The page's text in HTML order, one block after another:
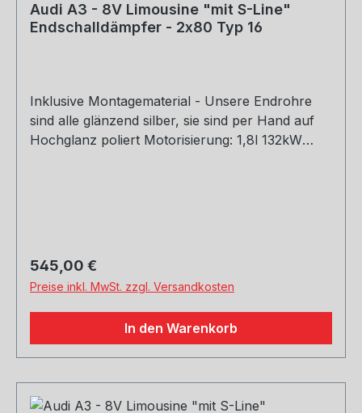
Audi A3 - 8V Limousine "mit S-Line"
Endschalldämpfer - 2x80 Typ 16
Inklusive Montagematerial - Unsere Endrohre
sind alle glänzend silber, sie sind per Hand auf
Hochglanz poliert Motorisierung: 1,8l 132kW
Regulärer Preis:
545,00 €
Preise inkl. MwSt. zzgl. Versandkosten
In den Warenkorb